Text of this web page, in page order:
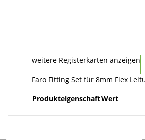
weitere Registerkarten anzeigen
Faro Fitting Set für 8mm Flex
ProdukteigenschaftWert